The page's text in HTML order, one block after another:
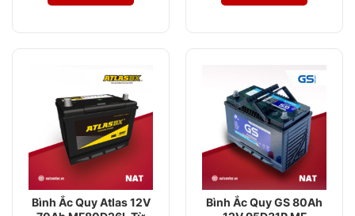
Bình Ắc Quy Atlas 12V
Bình Ắc Quy GS 80Ah